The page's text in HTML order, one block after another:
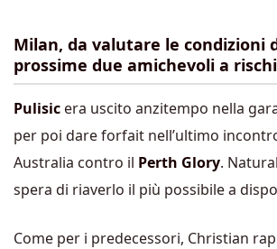
Milan, da valutare le condizioni
prossime due amichevoli a
Pulisic era uscito anzitempo nella
per poi dare forfait nell’ultimo
Australia contro il Perth Glory.
spera di riaverlo il più possibile a
Come per i predecessori, Christian